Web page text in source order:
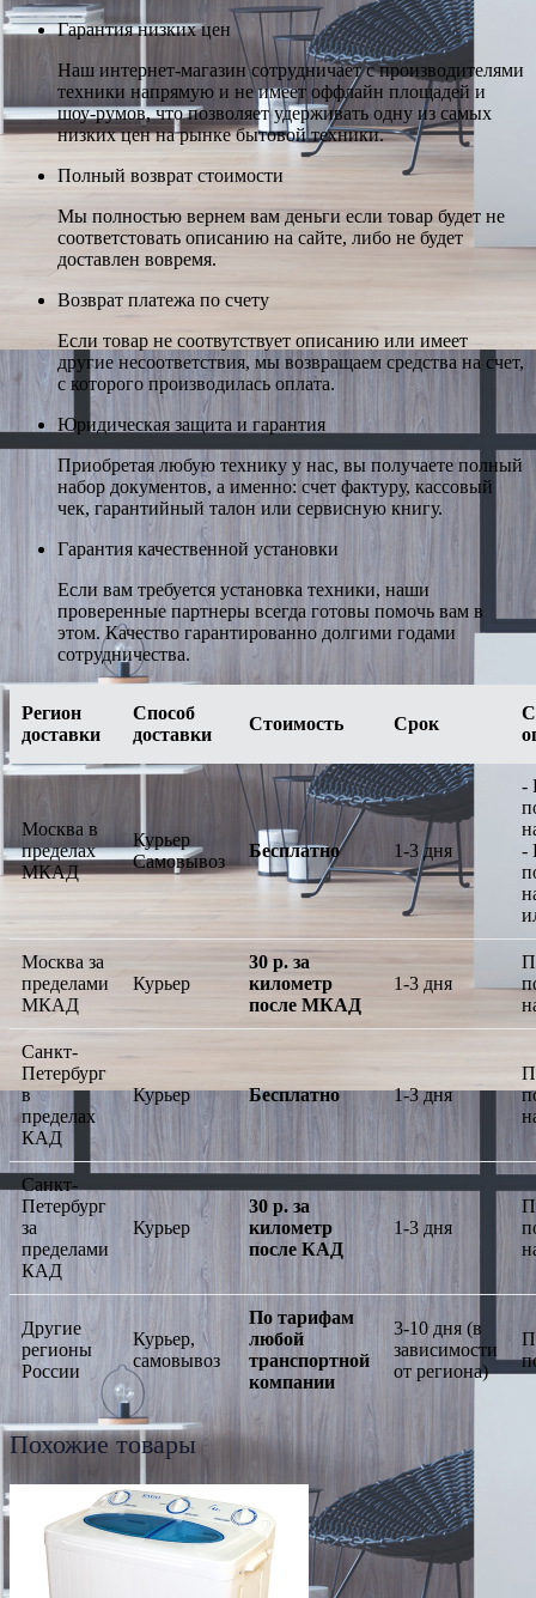
Гарантия низких цен
Наш интернет-магазин сотрудничает с производителями
техники напрямую и не имеет оффлайн площадей и
шоу-румов, что позволяет удерживать одну из самых
низких цен на рынке бытовой техники.
Полный возврат стоимости
Мы полностью вернем вам деньги если товар будет не
соответстовать описанию на сайте, либо не будет
доставлен вовремя.
Возврат платежа по счету
Если товар не соотвутствует описанию или имеет
другие несоответствия, мы возвращаем средства на счет,
с которого производилась оплата.
Юридическая защита и гарантия
Приобретая любую технику у нас, вы получаете полный
набор документов, а именно: счет фактуру, кассовый
чек, гарантийный талон или сервисную книгу.
Гарантия качественной установки
Если вам требуется установка техники, наши
проверенные партнеры всегда готовы помочь вам в
этом. Качество гарантированно долгими годами
сотрудничества.
Регион
доставки
Способ
доставки
Стоимость Срок
Москва в
пределах
МКАД
Курьер
Самовывоз
Бесплатно 1-3 дня
-
-
Москва за
пределами
МКАД
Курьер
30 р. за
километр
после МКАД
1-3 дня
Санкт-
Петербург
в
пределах
КАД
Курьер Бесплатно 1-3 дня
Санкт-
Петербург
за
пределами
КАД
Курьер
30 р. за
километр
после КАД
1-3 дня
Другие
регионы
России
Курьер,
самовывоз
По тарифам
любой
транспортной
компании
3-10 дня (в
зависимости
от региона)
Похожие товары